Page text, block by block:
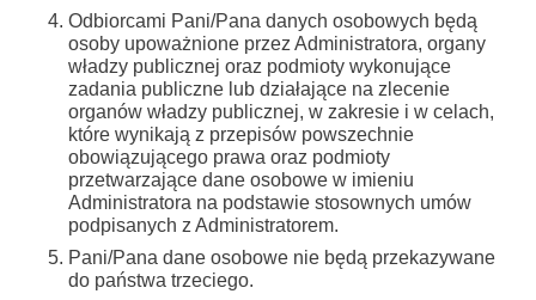
Odbiorcami Pani/Pana danych osobowych będą
osoby upoważnione przez Administratora, organy
władzy publicznej oraz podmioty wykonujące
zadania publiczne lub działające na zlecenie
organów władzy publicznej, w zakresie i w celach,
które wynikają z przepisów powszechnie
obowiązującego prawa oraz podmioty
przetwarzające dane osobowe w imieniu
Administratora na podstawie stosownych umów
podpisanych z Administratorem.
Pani/Pana dane osobowe nie będą przekazywane
do państwa trzeciego.